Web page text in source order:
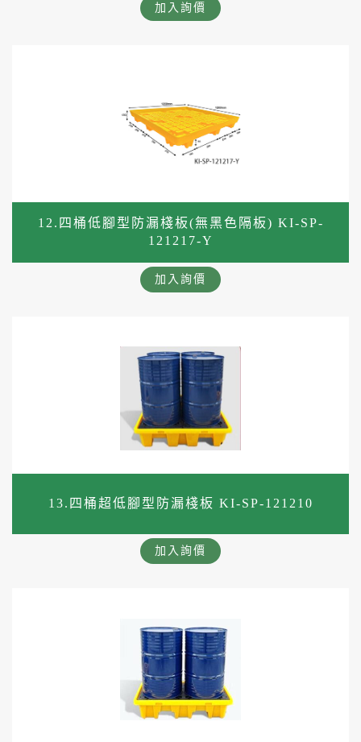
加入詢價
12.四桶低腳型防漏棧板(無黑色隔板) KI-SP-
121217-Y
加入詢價
13.四桶超低腳型防漏棧板 KI-SP-121210
加入詢價